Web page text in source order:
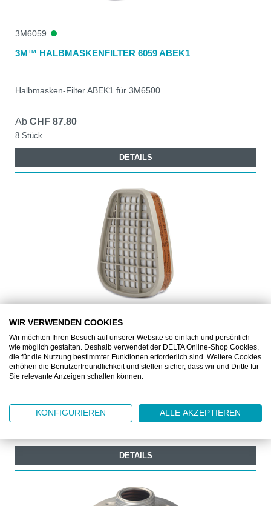
3M6059
3M™ HALBMASKENFILTER 6059 ABEK1
Halbmasken-Filter ABEK1 für 3M6500
Ab CHF 87.80
8 Stück
DETAILS
3M™ HALBMASKENFILTER 6055 A2
AbCHF 83.00
DETAILS
WIR VERWENDEN COOKIES
Wir möchten Ihren Besuch auf unserer Website so einfach und persönlich
wie möglich gestalten. Deshalb verwendet der DELTA Online-Shop Cookies,
die für die Nutzung bestimmter Funktionen erforderlich sind. Weitere Cookies
erhöhen die Benutzerfreundlichkeit und stellen sicher, dass wir und Dritte für
Sie relevante Anzeigen schalten können.
KONFIGURIEREN ALLE AKZEPTIEREN